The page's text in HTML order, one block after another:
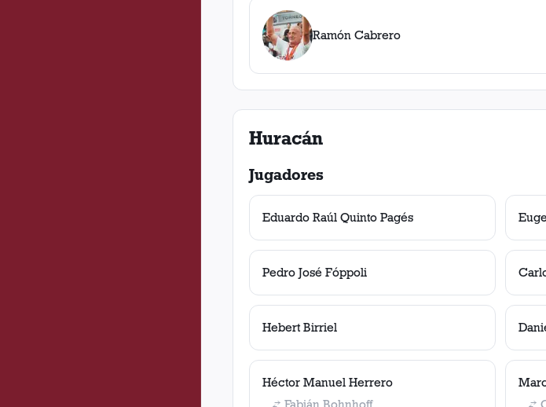
Ramón Cabrero
Huracán
Jugadores
Eduardo Raúl Quinto Pagés
Pedro José Fóppoli
Hebert Birriel
Héctor Manuel Herrero